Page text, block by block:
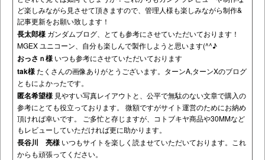
ど楽しみながら見させて頂きますので、管理人様も楽しみながら制作&
記事更新をお願い致します！
長太郎様 ガンダムブログ、とても参考にさせていただいております！
MGEX ユニコーン、自分も楽しんで製作しようと思います(^^♪
おっさｎ様 いつも参考にさせていただいております
tak様たくさんの画像ありがとうございます。ターンA,ターンXのブログ
ともによかったです。
匿名希望様 見やすい写真レイアウトと、公平で無駄のない文章で購入の
参考にとても役立っております。 微額ですがサイト運営のためにお納め
頂ければ幸いです。 ご多忙と存じますが、コトブキヤ商品や30MMなど
もレビューしていただければ更に助かります。
長谷川 亮様 いつもサイトを楽しく読ませていただいております。これ
からも頑張ってください。